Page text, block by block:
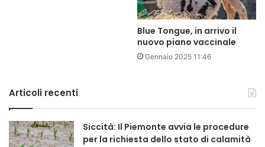
Blue Tongue, in arrivo il
nuovo piano vaccinale
Gennaio 2025 11:46
Articoli recenti
Siccità: Il Piemonte avvia le procedure
per la richiesta dello stato di calamità